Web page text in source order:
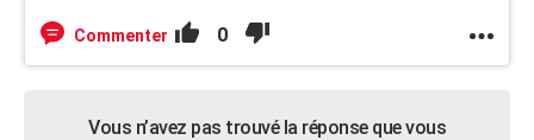
Commenter 0
Vous n’avez pas trouvé la réponse que vous